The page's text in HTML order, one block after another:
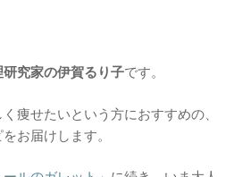
研究家の伊賀るり子です。
痩せたいという方におすすめの、
お届けします。